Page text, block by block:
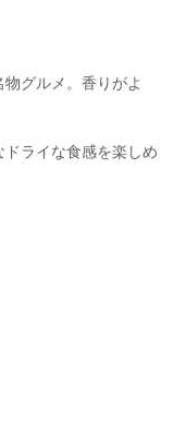
グルメ。香りがよ
ライな食感を楽しめ